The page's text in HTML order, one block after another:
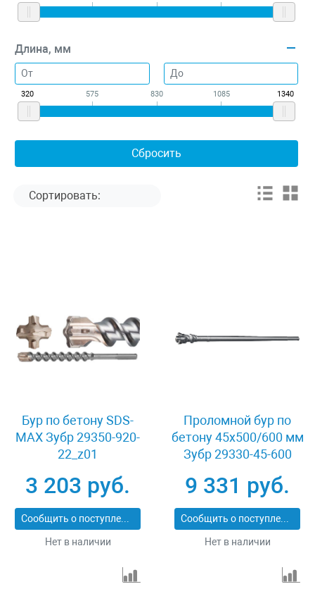
Длина, мм
320 575 830 1085 1340
Бур по бетону SDS-
MAX Зубр 29350-920-
22_z01
3 203 руб.
Сообщить о поступлении
Нет в наличии
Проломной бур по
бетону 45х500/600 мм
Зубр 29330-45-600
9 331 руб.
Сообщить о поступлении
Нет в наличии